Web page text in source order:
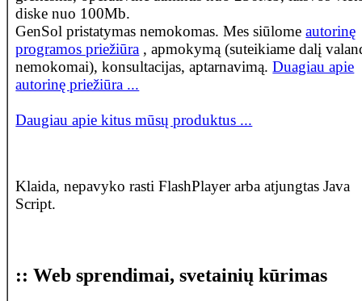
diske nuo 100Mb.
GenSol pristatymas nemokomas. Mes siūlomeautorinę
programos priežiūra , apmokymą (suteikiame dalį
nemokomai), konsultacijas, aptarnavimą.Duagiau apie
autorinę priežiūra ...
Daugiau apie kitus mūsų produktus ...
Klaida, nepavyko rasti FlashPlayer arba atjungtas Java
Script.
:: Web sprendimai, svetainių kūrimas